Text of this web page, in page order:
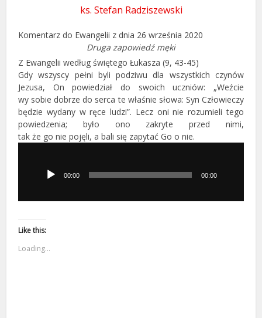
ks. Stefan Radziszewski
Komentarz do Ewangelii z dnia 26 września 2020
Druga zapowiedź męki
Z Ewangelii według świętego Łukasza (9, 43-45)
Gdy wszyscy pełni byli podziwu dla wszystkich czynów
Jezusa, On powiedział do swoich uczniów: „Weźcie
wy sobie dobrze do serca te właśnie słowa: Syn Człowieczy
będzie wydany w ręce ludzi”. Lecz oni nie rozumieli tego
powiedzenia; było ono zakryte przed nimi,
tak że go nie pojęli, a bali się zapytać Go o nie.
dźwiękowych00:00 00:00
Like this:
Loading...